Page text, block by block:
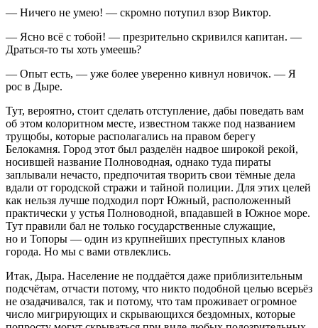
— Ничего не умею! — скромно потупил взор Виктор.
— Ясно всё с тобой! — презрительно скривился капитан. —
Драться-то ты хоть умеешь?
— Опыт есть, — уже более уверенно кивнул новичок. — Я
рос в Дыре.
Тут, вероятно, стоит сделать отступление, дабы поведать вам
об этом колоритном месте, известном также под названием
трущобы, которые располагались на правом берегу
Белокамня. Город этот был разделён надвое широкой рекой,
носившей название Полноводная, однако туда пираты
заплывали нечасто, предпочитая творить свои тёмные дела
вдали от городской стражи и тайной полиции. Для этих целей
как нельзя лучше подходил порт Южный, расположенный
практически у устья Полноводной, впадавшей в Южное море.
Тут правили бал не только государственные служащие,
но и Топоры — один из крупнейших преступных кланов
города. Но мы с вами отвлеклись.
Итак, Дыра. Население не поддаётся даже приблизительным
подсчётам, отчасти потому, что никто подобной целью всерьёз
не озадачивался, так и потому, что там проживает огромное
число мигрирующих и скрывающихся бездомных, которые